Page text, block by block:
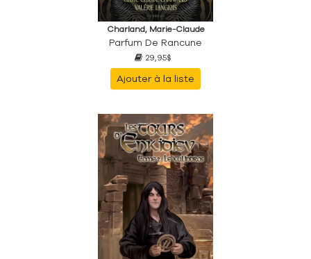
Charland, Marie-Claude
Parfum De Rancune
29,95$
Ajouter à la liste